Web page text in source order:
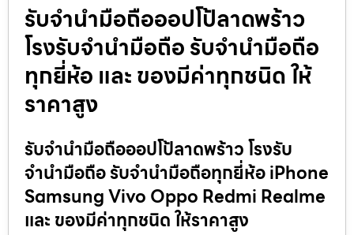
รับจำนำมือถือออปโป้ลาดพร้าว
โรงรับจำนำมือถือ รับจำนำมือถือ
ทุกยี่ห้อ และ ของมีค่าทุกชนิด ให้
ราคาสูง
รับจำนำมือถือออปโป้ลาดพร้าว โรงรับ
จำนำมือถือ รับจำนำมือถือทุกยี่ห้อ iPhone
Samsung Vivo Oppo Redmi Realme
และ ของมีค่าทุกชนิด ให้ราคาสูง